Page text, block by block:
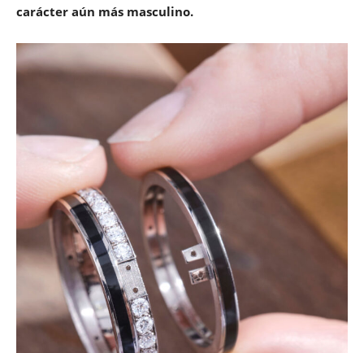
carácter aún más masculino.